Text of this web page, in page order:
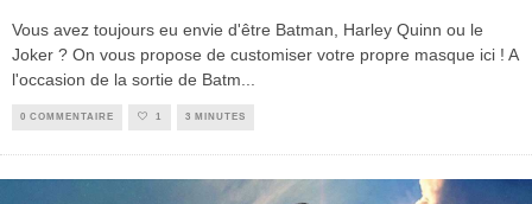
Vous avez toujours eu envie d'être Batman, Harley Quinn ou le
Joker ? On vous propose de customiser votre propre masque ici ! A
l'occasion de la sortie de Batm...
0 COMMENTAIRE 1 3 MINUTES